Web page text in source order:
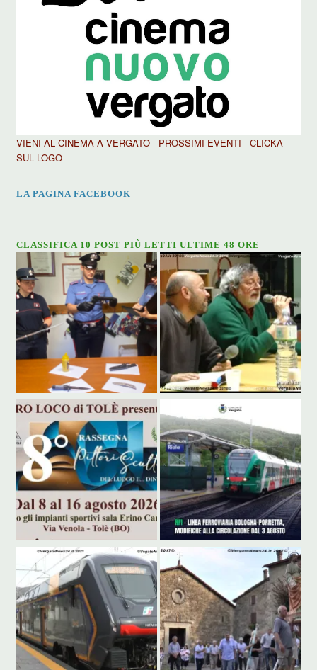
VIENI AL CINEMA A VERGATO - PROSSIMI EVENTI - CLICKA
SUL LOGO
LA PAGINA FACEBOOK
CLASSIFICA 10 POST PIÙ LETTI ULTIME 48 ORE